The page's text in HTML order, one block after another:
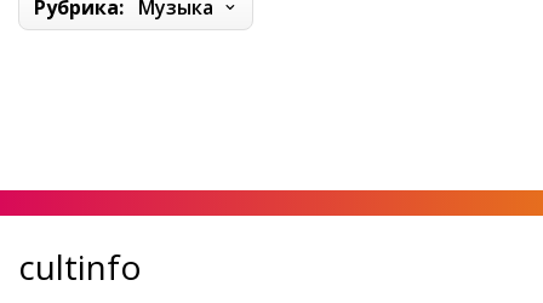
Рубрика: Музыка
cultinfo